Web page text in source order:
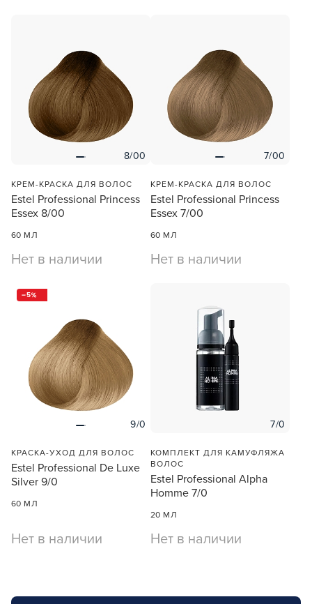
8/00
КРЕМ-КРАСКА ДЛЯ ВОЛОС
Estel Professional Princess
Essex 8/00
60 МЛ
Нет в наличии
7/00
КРЕМ-КРАСКА ДЛЯ ВОЛОС
Estel Professional Princess
Essex 7/00
60 МЛ
Нет в наличии
5
9/0
КРАСКА-УХОД ДЛЯ ВОЛОС
Estel Professional De Luxe
Silver 9/0
60 МЛ
Нет в наличии
7/0
КОМПЛЕКТ ДЛЯ КАМУФЛЯЖА
ВОЛОС
Estel Professional Alpha
Homme 7/0
20 МЛ
Нет в наличии